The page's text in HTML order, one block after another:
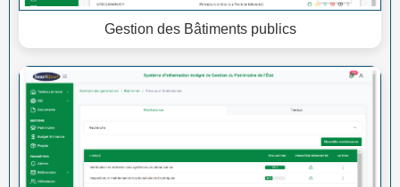
Gestion des Bâtiments publics